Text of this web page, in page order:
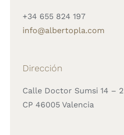
+34 655 824 197
info@albertopla.com
Dirección
Calle Doctor Sumsi 14 – 2
CP 46005 Valencia